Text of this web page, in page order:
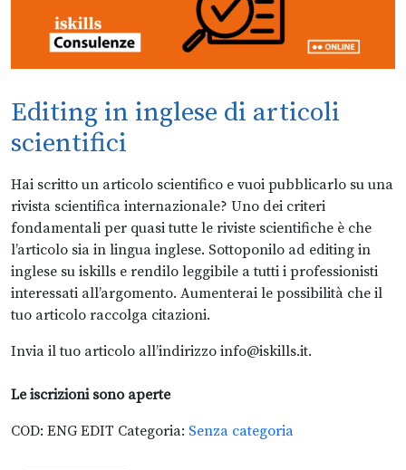
Editing in inglese di articoli
scientifici
Hai scritto un articolo scientifico e vuoi pubblicarlo su una
rivista scientifica internazionale? Uno dei criteri
fondamentali per quasi tutte le riviste scientifiche è che
l’articolo sia in lingua inglese. Sottoponilo ad editing in
inglese su iskills e rendilo leggibile a tutti i professionisti
interessati all’argomento. Aumenterai le possibilità che il
tuo articolo raccolga citazioni.
Invia il tuo articolo all’indirizzo info@iskills.it.
Le iscrizioni sono aperte
COD: ENG EDIT Categoria: Senza categoria